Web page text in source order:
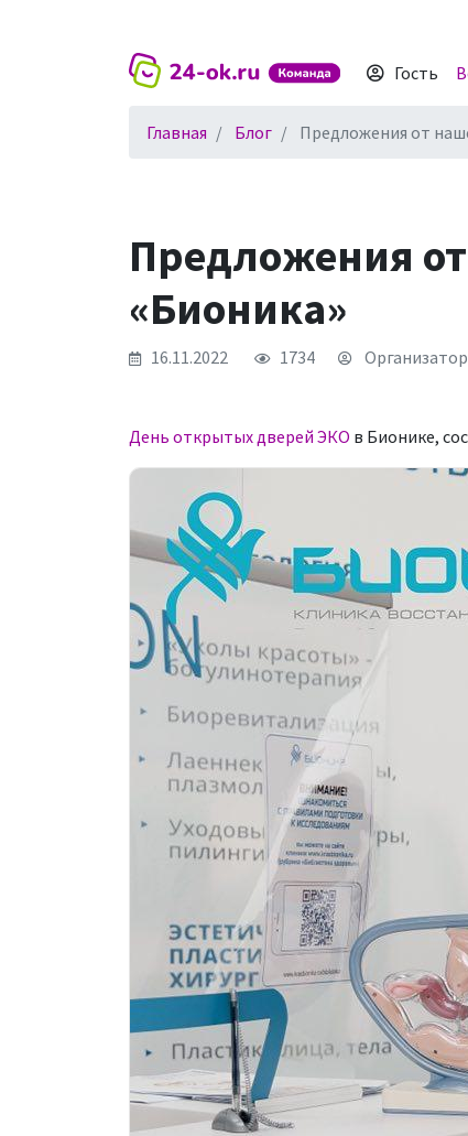
Гость
Главная Блог Предложения от
Предложения
«Бионика»
16.11.2022 1734
День открытых дверей ЭКО в Бионике,